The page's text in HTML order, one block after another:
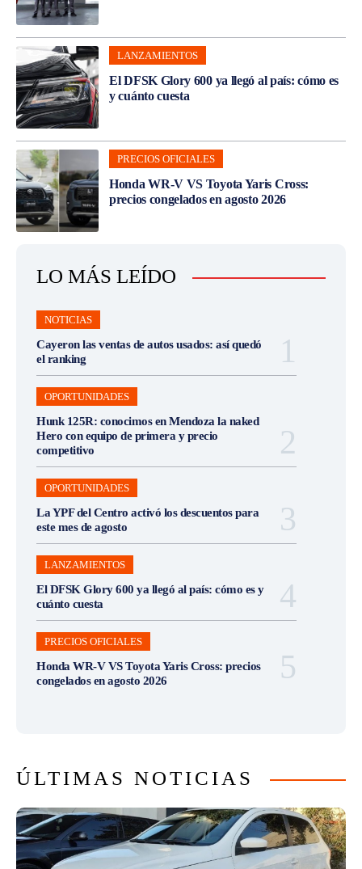
LANZAMIENTOS
El DFSK Glory 600 ya llegó al país: cómo es
y cuánto cuesta
PRECIOS OFICIALES
Honda WR-V VS Toyota Yaris Cross:
precios congelados en agosto 2026
LO MÁS LEÍDO
NOTICIAS
Cayeron las ventas de autos usados: así quedó
el ranking
OPORTUNIDADES
Hunk 125R: conocimos en Mendoza la naked
Hero con equipo de primera y precio
competitivo
OPORTUNIDADES
La YPF del Centro activó los descuentos para
este mes de agosto
LANZAMIENTOS
El DFSK Glory 600 ya llegó al país: cómo es y
cuánto cuesta
PRECIOS OFICIALES
Honda WR-V VS Toyota Yaris Cross: precios
congelados en agosto 2026
ÚLTIMAS NOTICIAS